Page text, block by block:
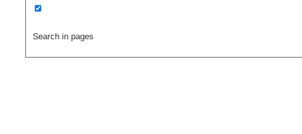
Search in pages